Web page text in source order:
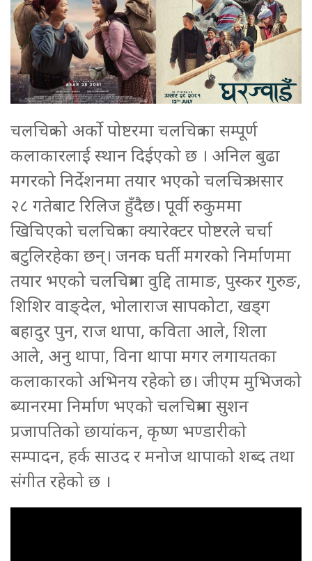
चलचित्रको अर्को पोष्टरमा चलचित्रका सम्पूर्ण
कलाकारलाई स्थान दिईएको छ । अनिल बुढा
मगरको निर्देशनमा तयार भएको चलचित्र असार
२८ गतेबाट रिलिज हुँदैछ। पूर्वी रुकुममा
खिचिएको चलचित्रका क्यारेक्टर पोष्टरले चर्चा
बटुलिरहेका छन्। जनक घर्ती मगरको निर्माणमा
तयार भएको चलचित्रमा वुद्दि तामाङ, पुस्कर गुरुङ,
शिशिर वाङ्देल, भोलाराज सापकोटा, खड्ग
बहादुर पुन, राज थापा, कविता आले, शिला
आले, अनु थापा, विना थापा मगर लगायतका
कलाकारको अभिनय रहेको छ। जीएम मुभिजको
ब्यानरमा निर्माण भएको चलचित्रमा सुशन
प्रजापतिको छायांकन, कृष्ण भण्डारीको
सम्पादन, हर्क साउद र मनोज थापाको शब्द तथा
संगीत रहेको छ ।